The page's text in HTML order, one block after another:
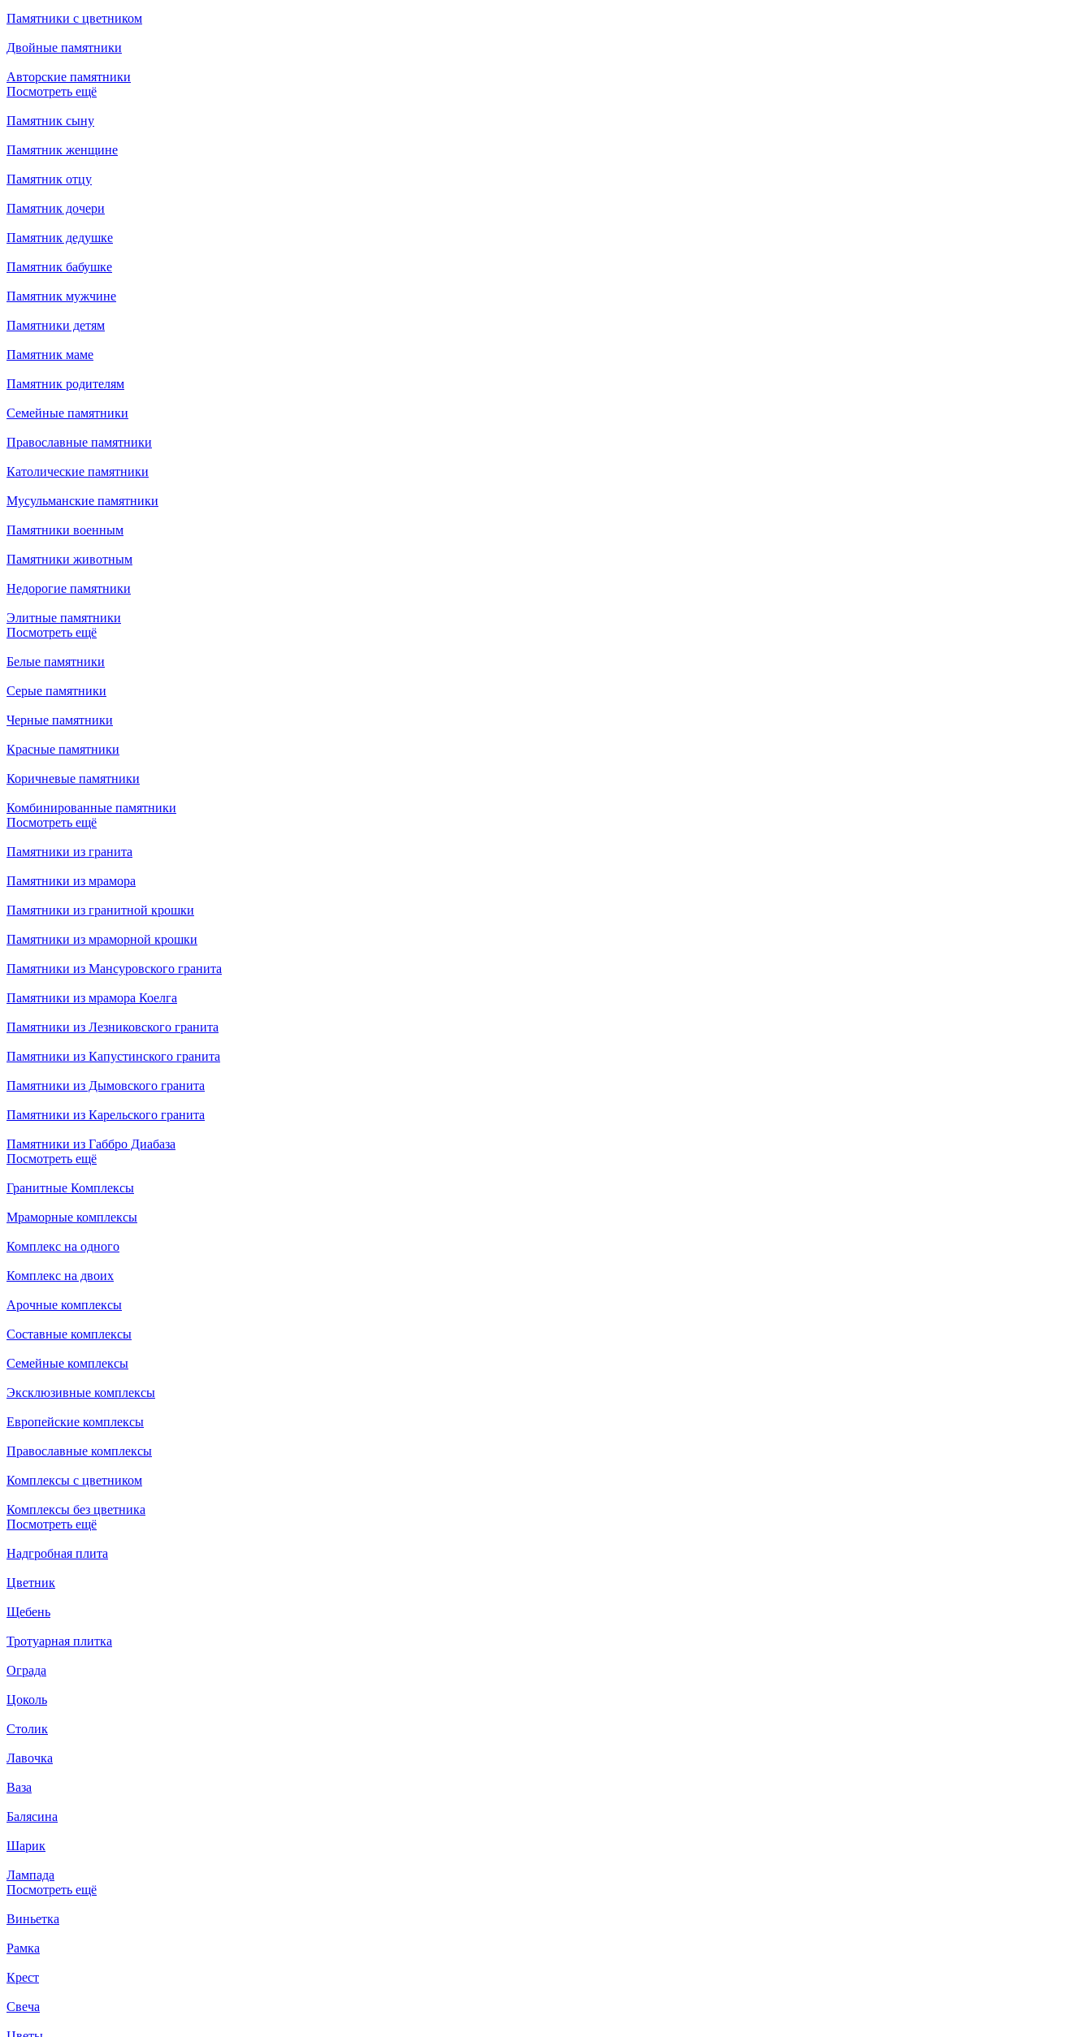
Памятники с цветником
Двойные памятники
Авторские памятники
Посмотреть ещё
Памятник сыну
Памятник женщине
Памятник отцу
Памятник дочери
Памятник дедушке
Памятник бабушке
Памятник мужчине
Памятники детям
Памятник маме
Памятник родителям
Семейные памятники
Православные памятники
Католические памятники
Мусульманские памятники
Памятники военным
Памятники животным
Недорогие памятники
Элитные памятники
Посмотреть ещё
Белые памятники
Серые памятники
Черные памятники
Красные памятники
Коричневые памятники
Комбинированные памятники
Посмотреть ещё
Памятники из гранита
Памятники из мрамора
Памятники из гранитной крошки
Памятники из мраморной крошки
Памятники из Мансуровского гранита
Памятники из мрамора Коелга
Памятники из Лезниковского гранита
Памятники из Капустинского гранита
Памятники из Дымовского гранита
Памятники из Карельского гранита
Памятники из Габбро Диабаза
Посмотреть ещё
Гранитные Комплексы
Мраморные комплексы
Комплекс на одного
Комплекс на двоих
Арочные комплексы
Составные комплексы
Семейные комплексы
Эксклюзивные комплексы
Европейские комплексы
Православные комплексы
Комплексы с цветником
Комплексы без цветника
Посмотреть ещё
Надгробная плита
Цветник
Щебень
Тротуарная плитка
Ограда
Цоколь
Столик
Лавочка
Ваза
Балясина
Шарик
Лампада
Посмотреть ещё
Виньетка
Рамка
Крест
Свеча